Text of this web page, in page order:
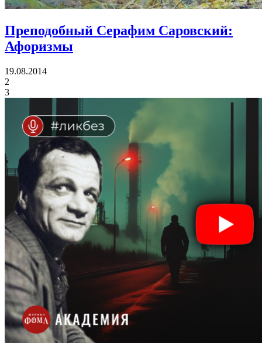
Преподобный Серафим Саровский:
Афоризмы
19.08.2014
2
3